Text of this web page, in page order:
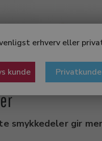
erhverv eller
kunde Privatkunde
smykkedeler gir